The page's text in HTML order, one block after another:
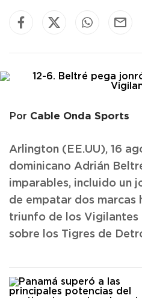
Por Cable Onda Sports
Arlington (EE.UU), 16
dominicano Adrián
imparables, incluido un
de empatar dos marcas
triunfo de los Vigilantes
sobre los Tigres de